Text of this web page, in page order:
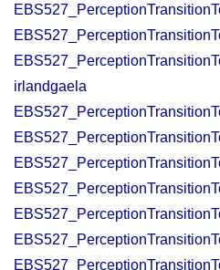
irlandgaela